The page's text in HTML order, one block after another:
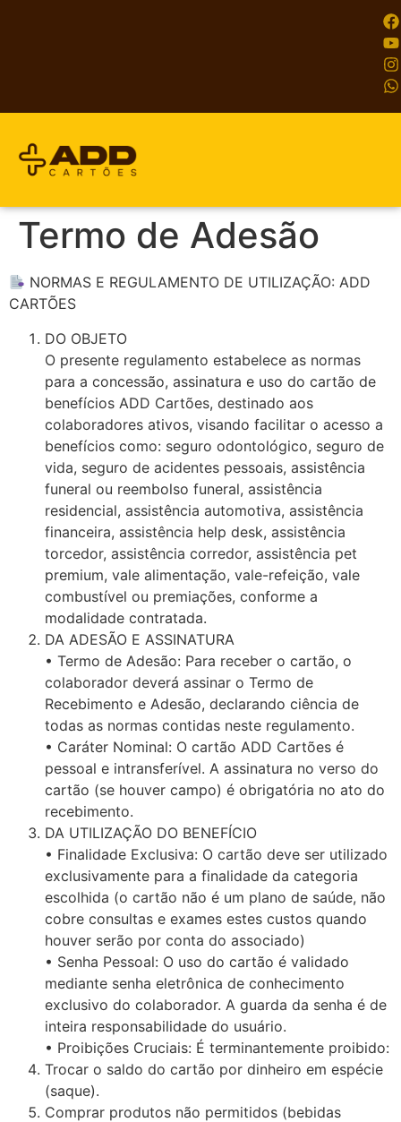
Termo de Adesão
NORMAS E REGULAMENTO DE UTILIZAÇÃO: ADD
CARTÕES
DO OBJETO
O presente regulamento estabelece as normas
para a concessão, assinatura e uso do cartão de
benefícios ADD Cartões, destinado aos
colaboradores ativos, visando facilitar o acesso a
benefícios como: seguro odontológico, seguro de
vida, seguro de acidentes pessoais, assistência
funeral ou reembolso funeral, assistência
residencial, assistência automotiva, assistência
financeira, assistência help desk, assistência
torcedor, assistência corredor, assistência pet
premium, vale alimentação, vale-refeição, vale
combustível ou premiações, conforme a
modalidade contratada.
DA ADESÃO E ASSINATURA
• Termo de Adesão: Para receber o cartão, o
colaborador deverá assinar o Termo de
Recebimento e Adesão, declarando ciência de
todas as normas contidas neste regulamento.
• Caráter Nominal: O cartão ADD Cartões é
pessoal e intransferível. A assinatura no verso do
cartão (se houver campo) é obrigatória no ato do
recebimento.
DA UTILIZAÇÃO DO BENEFÍCIO
• Finalidade Exclusiva: O cartão deve ser utilizado
exclusivamente para a finalidade da categoria
escolhida (o cartão não é um plano de saúde, não
cobre consultas e exames estes custos quando
houver serão por conta do associado)
• Senha Pessoal: O uso do cartão é validado
mediante senha eletrônica de conhecimento
exclusivo do colaborador. A guarda da senha é de
inteira responsabilidade do usuário.
• Proibições Cruciais: É terminantemente proibido:
Trocar o saldo do cartão por dinheiro em espécie
(saque).
Comprar produtos não permitidos (bebidas